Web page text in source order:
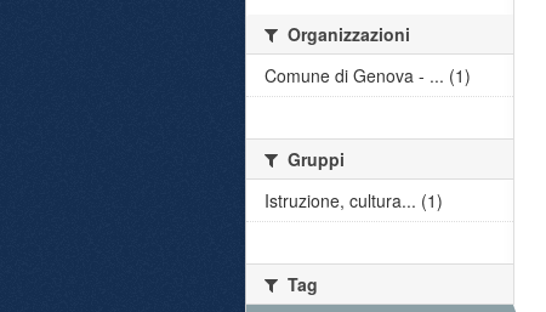
Organizzazioni
Comune di Genova - ... (1)
Gruppi
Istruzione, cultura... (1)
Tag